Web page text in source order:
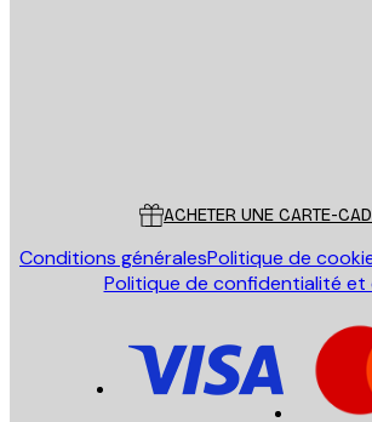
ACHETER UNE CARTE-
Conditions généralesPolitique de
Politique de confidentialité et